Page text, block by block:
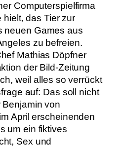
Computerspielfirma
hielt, das Tier zur
neuen Games aus
zu befreien.
Mathias Döpfner
der Bild-Zeitung
weil alles so verrückt
auf: Das soll nicht
von
April erscheinenden
um ein fiktives
Sex und